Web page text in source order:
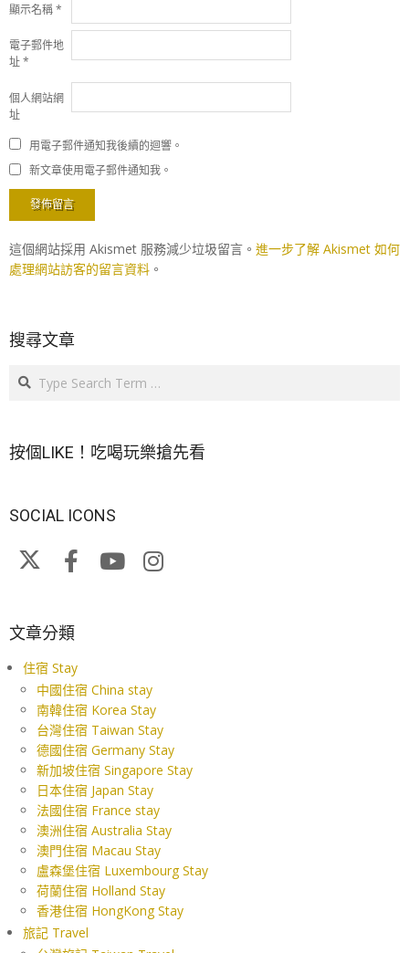
顯示名稱*
電子郵件地
址*
個人網站網
址
用電子郵件通知我後續的迴響。
新文章使用電子郵件通知我。
這個網站採用 Akismet 服務減少垃圾留言。 進一步了解 Akismet 如何
處理網站訪客的留言資料 。
搜尋文章
Search
按個LIKE！吃喝玩樂搶先看
SOCIAL ICONS
文章分類
住宿 Stay
中國住宿 China stay
南韓住宿 Korea Stay
台灣住宿 Taiwan Stay
德國住宿 Germany Stay
新加坡住宿 Singapore Stay
日本住宿 Japan Stay
法國住宿 France stay
澳洲住宿 Australia Stay
澳門住宿 Macau Stay
盧森堡住宿 Luxembourg Stay
荷蘭住宿 Holland Stay
香港住宿 HongKong Stay
旅記 Travel